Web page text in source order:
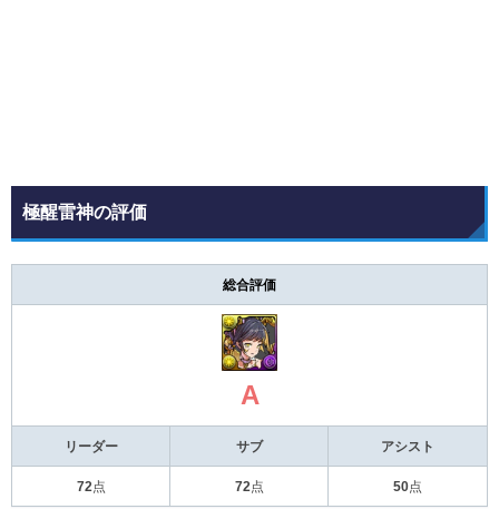
極醒雷神の評価
総合評価
A
リーダー サブ アシスト
72 点 72 点 50点